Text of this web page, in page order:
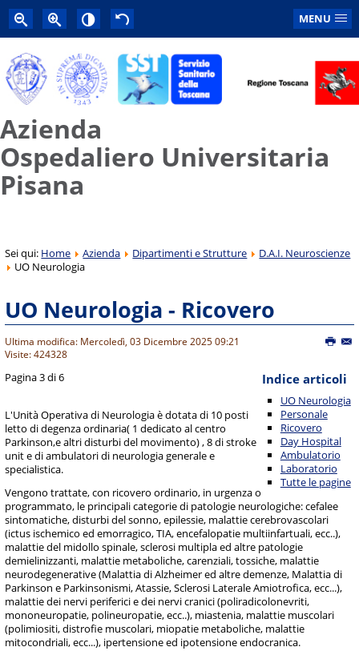
MENU
Azienda
Ospedaliero Universitaria
Pisana
Sei qui: Home Azienda Dipartimenti e Strutture
D.A.I. Neuroscienze
UO Neurologia
UO Neurologia - Ricovero
Ultima modifica: Mercoledì, 03 Dicembre 2025 09:21
Visite: 424328
Indice articoli
UO Neurologia
Personale
Ricovero
Day Hospital
Ambulatorio
Laboratorio
Tutte le pagine
Pagina 3 di 6
L'Unità Operativa di Neurologia è dotata di 10 posti
letto di degenza ordinaria( 1 dedicato al centro
Parkinson,e altri disturbi del movimento) , 8 di stroke
unit e di ambulatori di neurologia generale e
specialistica.
Vengono trattate, con ricovero ordinario, in urgenza o
programmato, le principali categorie di patologie neurologiche: cefalee
sintomatiche, disturbi del sonno, epilessie, malattie cerebrovascolari
(ictus ischemico ed emorragico, TIA, encefalopatie multiinfartuali, ecc..),
malattie del midollo spinale, sclerosi multipla ed altre patologie
demielinizzanti, malattie metaboliche, carenziali, tossiche, malattie
neurodegenerative (Malattia di Alzheimer ed altre demenze, Malattia di
Parkinson e Parkinsonismi, Atassie, Sclerosi Laterale Amiotrofica, ecc...),
malattie dei nervi periferici e dei nervi cranici (poliradicolonevriti,
mononeuropatie, polineuropatie, ecc..), miastenia, malattie muscolari
(polimiositi, distrofie muscolari, miopatie metaboliche, malattie
mitocondriali, ecc...), ipertensione ed ipotensione endocranica.